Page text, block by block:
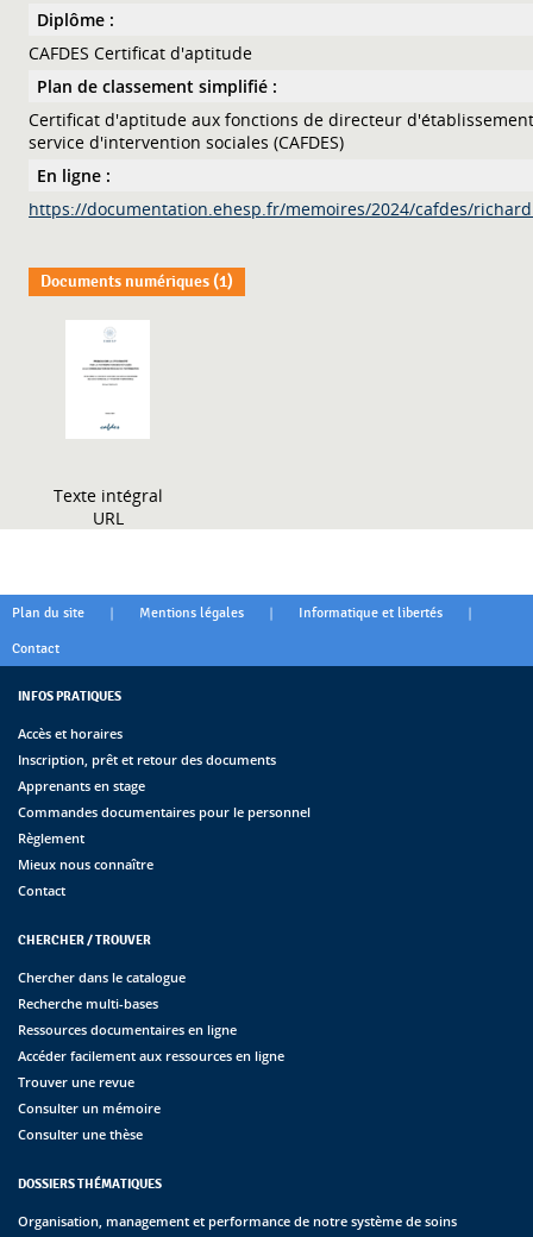
Diplôme :
CAFDES Certificat d'aptitude
Plan de classement simplifié :
Certificat d'aptitude aux fonctions de directeur
service d'intervention sociales (CAFDES)
En ligne :
https://documentation.ehesp.fr/memoires/2024/cafdes/
Documents numériques (1)
Texte intégral
URL
Plan du site | Mentions légales | Informatique et libertés |
Contact
INFOS PRATIQUES
Accès et horaires
Inscription, prêt et retour des documents
Apprenants en stage
Commandes documentaires pour le personnel
Règlement
Mieux nous connaître
Contact
CHERCHER / TROUVER
Chercher dans le catalogue
Recherche multi-bases
Ressources documentaires en ligne
Accéder facilement aux ressources en ligne
Trouver une revue
Consulter un mémoire
Consulter une thèse
DOSSIERS THÉMATIQUES
Organisation, management et performance de notre système de soins